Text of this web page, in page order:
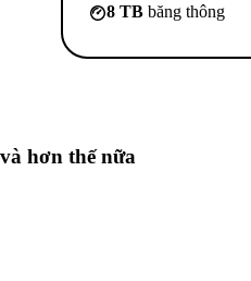
8 TB băng thông
và hơn thế nữa